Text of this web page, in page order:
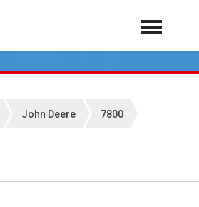
Home
7.000 Testberichte
John Deere 7800